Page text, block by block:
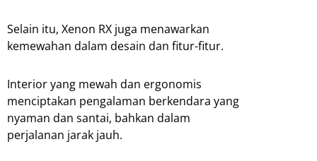
Selain itu, Xenon RX juga menawarkan
kemewahan dalam desain dan fitur-fitur.
Interior yang mewah dan ergonomis
menciptakan pengalaman berkendara yang
nyaman dan santai, bahkan dalam
perjalanan jarak jauh.